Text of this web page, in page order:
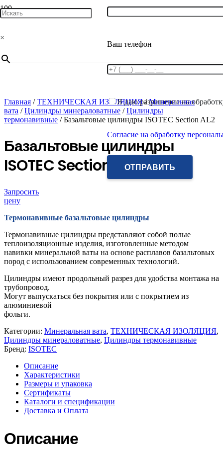
×
Ваш телефон
Я даю разрешение на
Согласие на обработку
Главная /ТЕХНИЧЕСКАЯ ИЗОЛЯЦИЯ/Минеральная
вата /Цилиндры минераловатные /Цилиндры
термонавивные / Базальтовые цилиндры ISOTEC Section AL2
Базальтовые цилиндры
ISOTEC Section AL2
Запросить
цену
Термонавивные базальтовые цилиндры
Термонавивные цилиндры представляют собой полые
теплоизоляционные изделия, изготовленные методом
навивки минеральной ваты на основе расплавов базальтовых
пород с использованием современных технологий.
Цилиндры имеют продольный разрез для удобства монтажа на
трубопровод.
Могут выпускаться без покрытия или с покрытием из
алюминиевой
фольги.
Категории: Минеральная вата, ТЕХНИЧЕСКАЯ ИЗОЛЯЦИЯ,
Цилиндры минераловатные, Цилиндры термонавивные
Бренд: ISOTEC
Описание
Характеристики
Размеры и упаковка
Сертификаты
Каталоги и спецификации
Доставка и Оплата
Описание